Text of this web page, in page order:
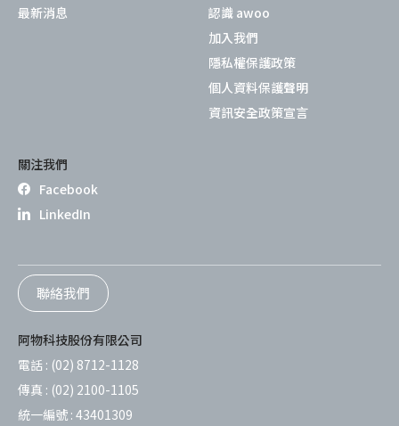
最新消息
認識 awoo
加入我們
隱私權保護政策
個人資料保護聲明
資訊安全政策宣言
關注我們
Facebook
LinkedIn
聯絡我們
阿物科技股份有限公司
電話 : (02) 8712-1128
傳真 : (02) 2100-1105
統一編號 : 43401309